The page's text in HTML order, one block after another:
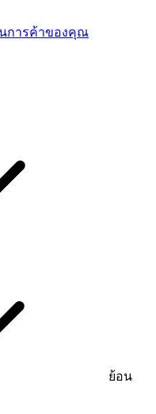
การค้าของคุณ
ย้อน